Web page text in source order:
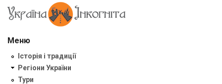
Меню
Історія і традиції
Регіони України
Тури